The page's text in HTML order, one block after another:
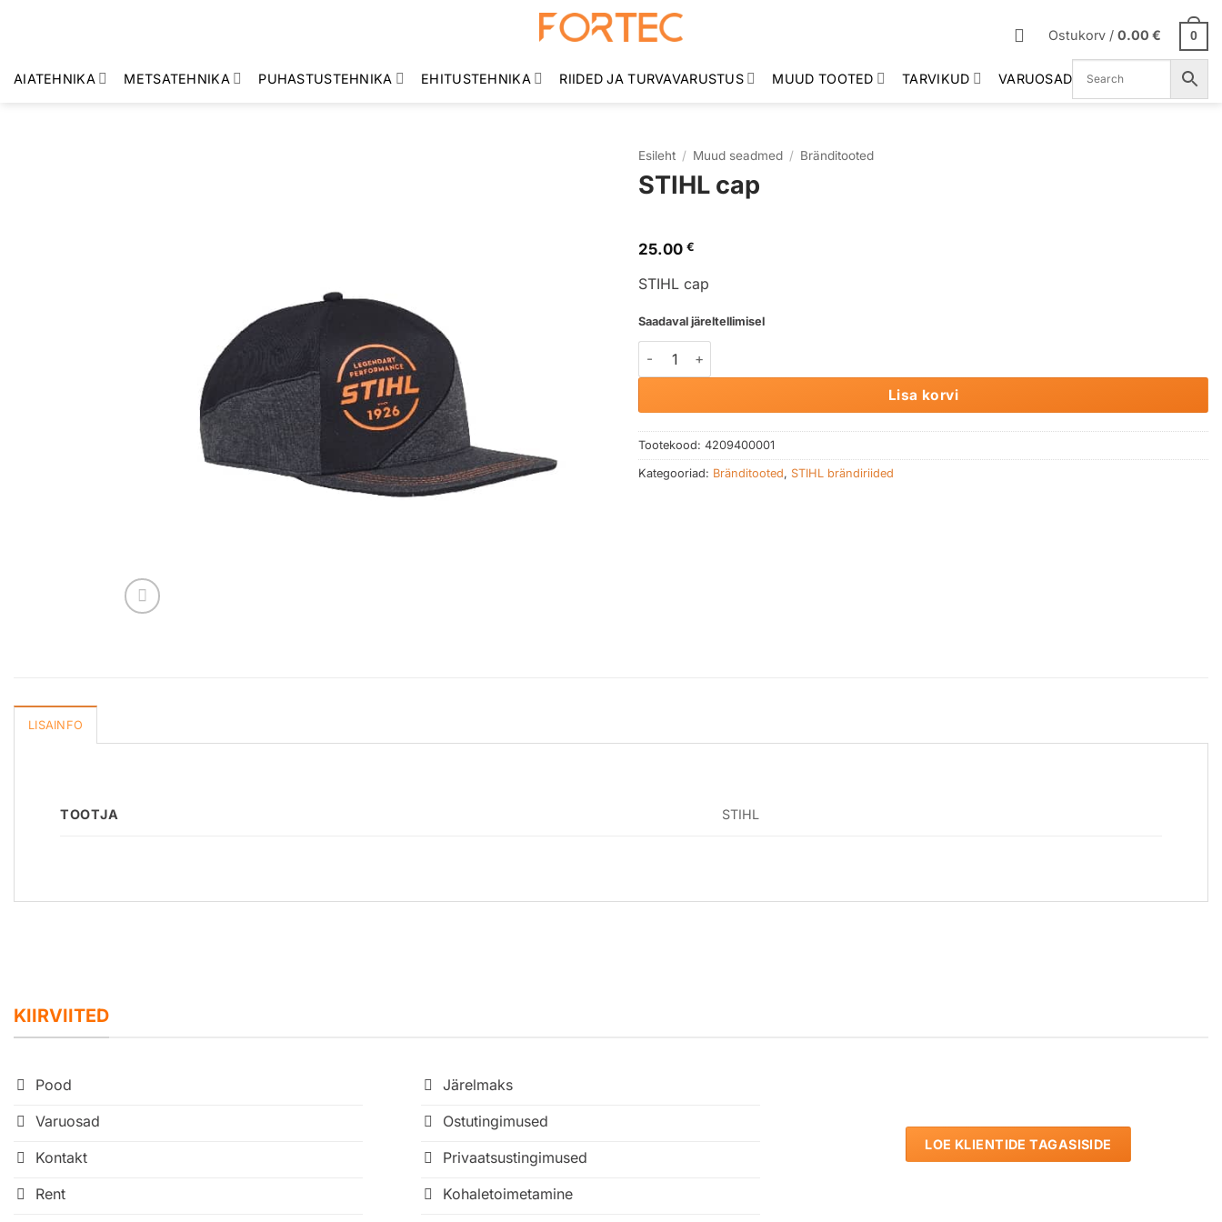
Ostukorv /0.00€ 0
AIATEHNIKA METSATEHNIKA PUHASTUSTEHNIKA EHITUSTEHNIKA RIIDED JA TURVAVARUSTUS MUUD TOOTED TARVIKUD VARUOSAD
Esileht / Muud seadmed / Bränditooted
STIHL cap
25.00 €
STIHL cap
Saadaval järeltellimisel
STIHL cap kogus
Lisa korvi
Tootekood: 4209400001
Kategooriad: Bränditooted, STIHL brändiriided
LISAINFO
TOOTJA STIHL
KIIRVIITED
Pood
Varuosad
Kontakt
Rent
Järelmaks
Ostutingimused
Privaatsustingimused
Kohaletoimetamine
LOE KLIENTIDE TAGASISIDE